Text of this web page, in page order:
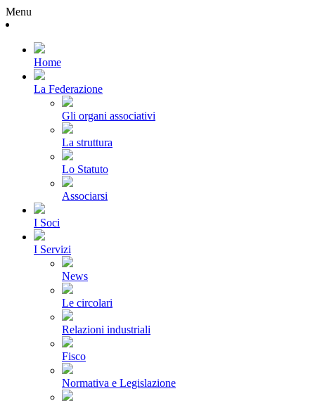
Menu
Home
La Federazione
Gli organi associativi
La struttura
Lo Statuto
Associarsi
I Soci
I Servizi
News
Le circolari
Relazioni industriali
Fisco
Normativa e Legislazione